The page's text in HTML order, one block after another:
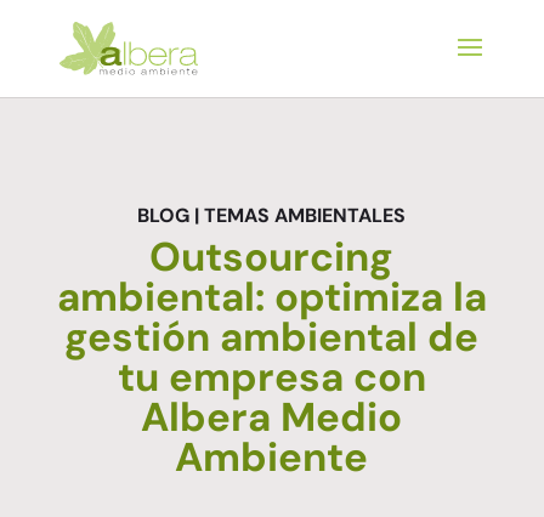
BLOG | TEMAS AMBIENTALES
Outsourcing
ambiental: optimiza la
gestión ambiental de
tu empresa con
Albera Medio
Ambiente